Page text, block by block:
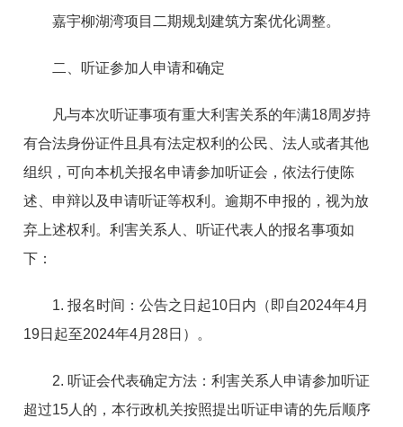
嘉宇柳湖湾项目二期规划建筑方案优化调整。
二、听证参加人申请和确定
凡与本次听证事项有重大利害关系的年满18周岁持
有合法身份证件且具有法定权利的公民、法人或者其他
组织，可向本机关报名申请参加听证会，依法行使陈
述、申辩以及申请听证等权利。逾期不申报的，视为放
弃上述权利。利害关系人、听证代表人的报名事项如
下：
1. 报名时间：公告之日起10日内（即自2024年4月
19日起至2024年4月28日）。
2. 听证会代表确定方法：利害关系人申请参加听证
超过15人的，本行政机关按照提出听证申请的先后顺序